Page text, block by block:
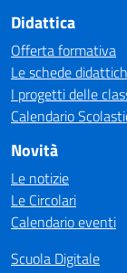
Didattica
Offerta formativa
Le schede
I progetti delle
Calendario
Novità
Le notizie
Le Circolari
Calendario eventi
Scuola Digitale